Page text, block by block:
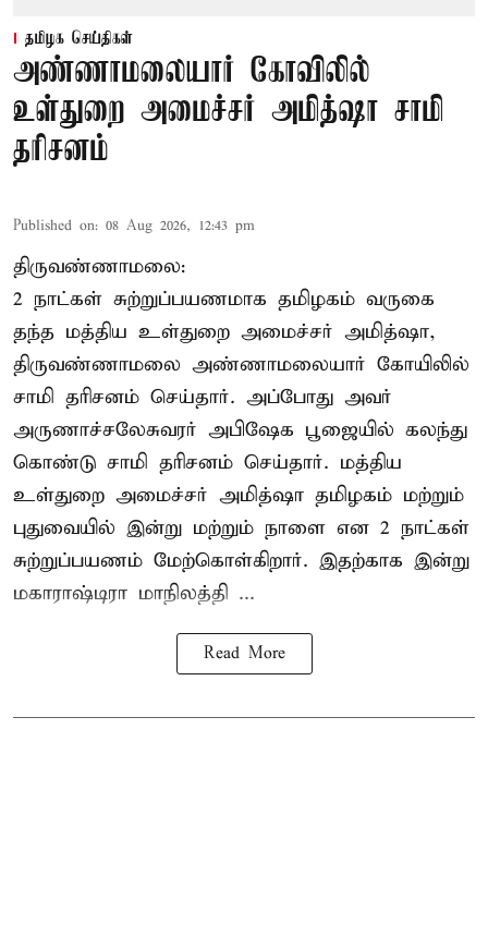
தமிழக செய்திகள்
அண்ணாமலையார் கோவிலில்
உள்துறை அமைச்சர் அமித்ஷா சாமி
தரிசனம்
Published on: 08 Aug 2026, 12:43 pm
திருவண்ணாமலை:
2 நாட்கள் சுற்றுப்பயணமாக தமிழகம் வருகை
தந்த மத்திய உள்துறை அமைச்சர் அமித்ஷா,
திருவண்ணாமலை அண்ணாமலையார் கோயிலில்
சாமி தரிசனம் செய்தார். அப்போது அவர்
அருணாச்சலேசுவரர் அபிஷேக பூஜையில் கலந்து
கொண்டு சாமி தரிசனம் செய்தார். மத்திய
உள்துறை அமைச்சர் அமித்ஷா தமிழகம் மற்றும்
புதுவையில் இன்று மற்றும் நாளை என 2 நாட்கள்
சுற்றுப்பயணம் மேற்கொள்கிறார். இதற்காக இன்று
மகாராஷ்டிரா மாநிலத்தி ...
Read More